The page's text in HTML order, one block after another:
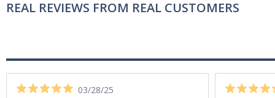
REAL REVIEWS FROM REAL CUSTOMERS
03/28/25